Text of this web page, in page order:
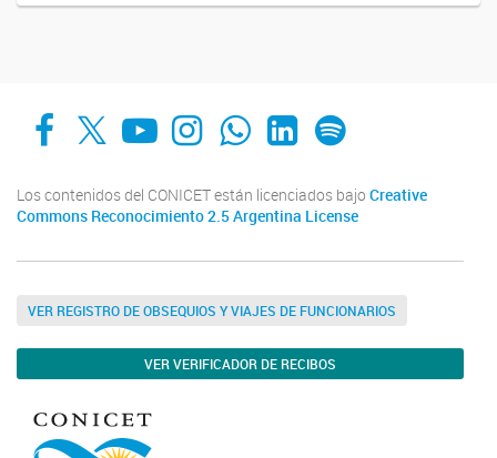
Facebook
X YouTube
Instagram
Whats AppLinkedIn
Spotify
Los contenidos del CONICET están licenciados bajo Creative
Commons Reconocimiento 2.5 Argentina License
VER REGISTRO DE OBSEQUIOS Y VIAJES DE FUNCIONARIOS
VER VERIFICADOR DE RECIBOS